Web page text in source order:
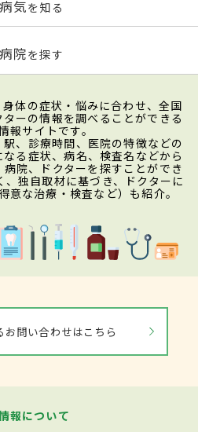
病気を知る
病院を探す
体の症状・悩みに合わせ、全国
ーの情報を調べることができる
報サイトです。
、診療時間、医院の特徴などの
る症状、病名、検査名などから
院、ドクターを探すことができ
、独自取材に基づき、ドクターに
意な治療・検査など）も紹介。
お問い合わせはこちら
報について